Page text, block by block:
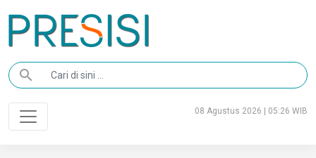
search
08 Agustus 2026 | 05:26 WIB